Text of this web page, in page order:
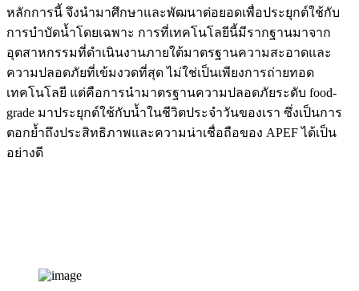
หลักการนี้ จึงนำมาศึกษาและพัฒนาต่อยอดเพื่อประยุกต์ใช้กับ
การบำบัดน้ำโดยเฉพาะ การที่เทคโนโลยีนี้มีรากฐานมาจาก
อุตสาหกรรมที่ดำเนินงานภายใต้มาตรฐานความสะอาดและ
ความปลอดภัยที่เข้มงวดที่สุด ไม่ใช่เป็นเพียงการถ่ายทอด
เทคโนโลยี แต่คือการนำมาตรฐานความปลอดภัยระดับ food-
grade มาประยุกต์ใช้กับน้ำในชีวิตประจำวันของเรา ซึ่งเป็นการ
ตอกย้ำถึงประสิทธิภาพและความน่าเชื่อถือของ APEF ได้เป็น
อย่างดี